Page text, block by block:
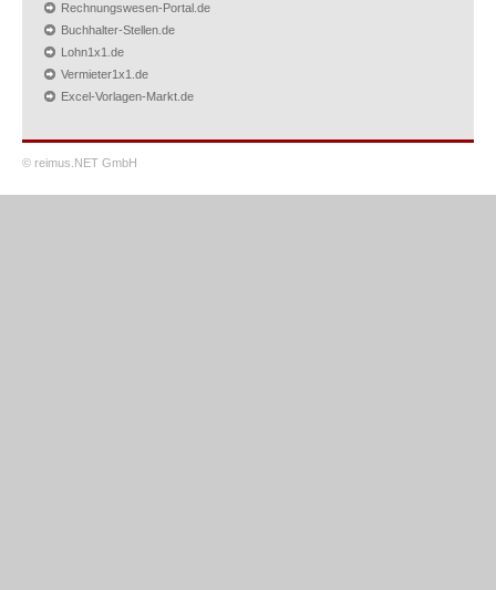
Rechnungswesen-Portal.de
Buchhalter-Stellen.de
Lohn1x1.de
Vermieter1x1.de
Excel-Vorlagen-Markt.de
© reimus.NET GmbH